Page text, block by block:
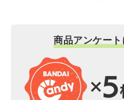
商品アンケート